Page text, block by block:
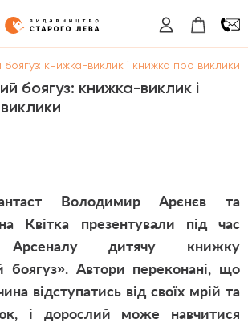
книжка-виклик і книжка про виклики
боягуз: книжка-виклик і
Володимир Арєнєв та
Квітка презентували під час
Арсеналу дитячу книжку
боягуз». Автори переконані, що
відступатись від своїх мрій та
і дорослий може навчитися